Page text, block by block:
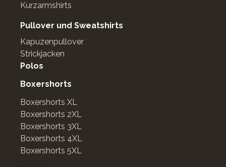
Kurzarmshirts
Pullover und Sweatshirts
Kapuzenpullover
Strickjacken
Polos
Boxershorts
Boxershorts XL
Boxershorts 2XL
Boxershorts 3XL
Boxershorts 4XL
Boxershorts 5XL